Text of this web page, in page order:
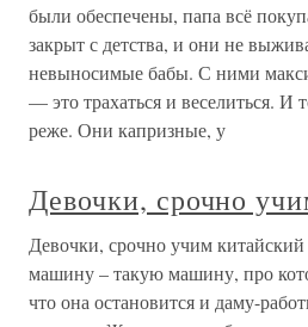
были обеспечены, папа всё
закрыт с детства, и они не
невыносимые бабы. С ними
— это трахаться и веселиться. И
реже. Они капризные, у
Девочки, срочно
Девочки, срочно учим
машину – такую машину, про
что она остановится и даму-